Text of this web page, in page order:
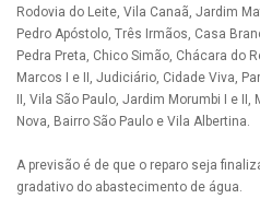
Rodovia do Leite, Vila Canaã, Jardim
Pedro Apóstolo, Três Irmãos, Casa
Pedra Preta, Chico Simão, Chácara do
Marcos I e II, Judiciário, Cidade Viva,
II, Vila São Paulo, Jardim Morumbi I e
Nova, Bairro São Paulo e Vila Albertina.
A previsão é de que o reparo seja
gradativo do abastecimento de água.